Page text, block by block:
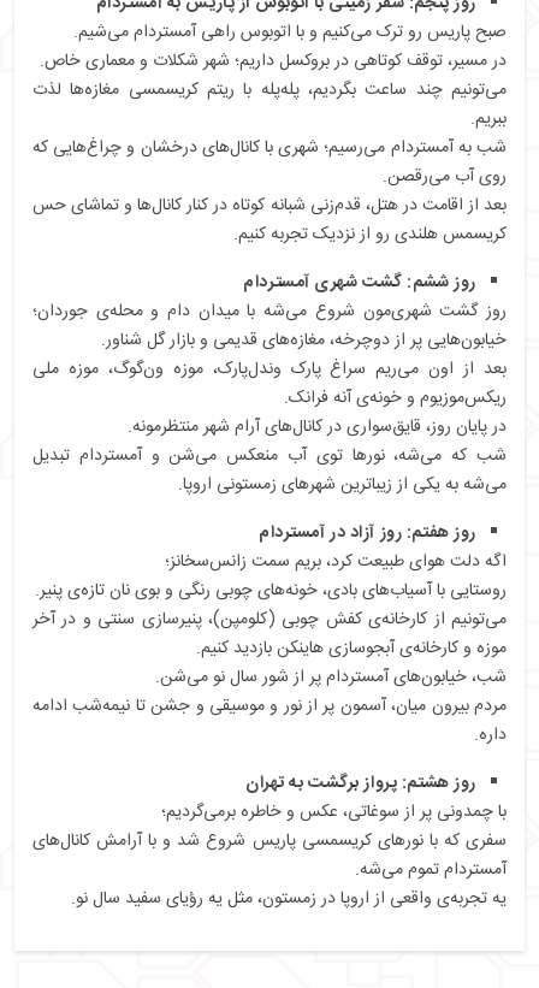
صبح پاریس رو ترک می‌کنیم و با اتوبوس راهی آمستردام می‌شیم.
در مسیر، توقف کوتاهی در بروکسل داریم؛ شهر شکلات و معماری خاص.
می‌تونیم چند ساعت بگردیم، پله‌پله با ریتم کریسمسی مغازه‌ها لذت
ببریم.
شب به آمستردام می‌رسیم؛ شهری با کانال‌های درخشان و چراغ‌هایی که
روی آب می‌رقصن.
بعد از اقامت در هتل، قدم‌زنی شبانه کوتاه در کنار کانال‌ها و تماشای حس
کریسمس هلندی رو از نزدیک تجربه کنیم.
روز ششم: گشت شهری آمستردام
روز گشت شهری‌مون شروع می‌شه با میدان دام و محله‌ی جوردان؛
خیابون‌هایی پر از دوچرخه، مغازه‌های قدیمی و بازار گل شناور.
بعد از اون می‌ریم سراغ پارک وندل‌پارک، موزه ون‌گوگ، موزه ملی
ریکس‌موزیوم و خونه‌ی آنه فرانک.
در پایان روز، قایق‌سواری در کانال‌های آرام شهر منتظرمونه.
شب که می‌شه، نورها توی آب منعکس می‌شن و آمستردام تبدیل
می‌شه به یکی از زیباترین شهرهای زمستونی اروپا.
روز هفتم: روز آزاد در آمستردام
اگه دلت هوای طبیعت کرد، بریم سمت زانس‌سخانز؛
روستایی با آسیاب‌های بادی، خونه‌های چوبی رنگی و بوی نان تازه‌ی پنیر.
می‌تونیم از کارخانه‌ی کفش چوبی (کلومپن)، پنیرسازی سنتی و در آخر
موزه و کارخانه‌ی آبجوسازی هاینکن بازدید کنیم.
شب، خیابون‌های آمستردام پر از شور سال نو می‌شن.
مردم بیرون میان، آسمون پر از نور و موسیقی و جشن تا نیمه‌شب ادامه
داره.
روز هشتم: پرواز برگشت به تهران
با چمدونی پر از سوغاتی، عکس و خاطره برمی‌گردیم؛
سفری که با نورهای کریسمسی پاریس شروع شد و با آرامش کانال‌های
آمستردام تموم می‌شه.
یه تجربه‌ی واقعی از اروپا در زمستون، مثل یه رؤیای سفید سال نو.